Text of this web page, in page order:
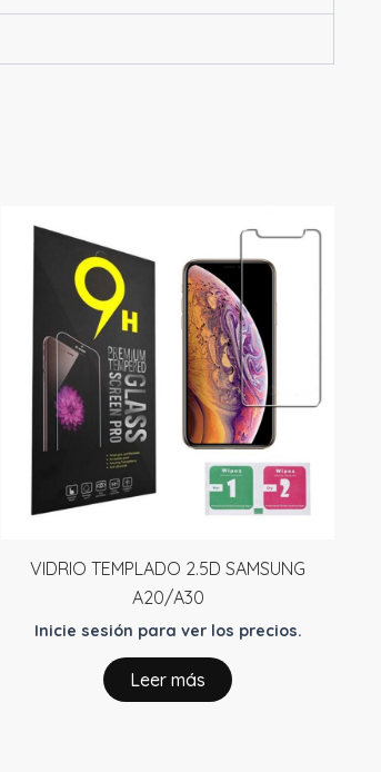
VIDRIO TEMPLADO 2.5D SAMSUNG
A20/A30
Inicie sesión para ver los precios.
Leer más